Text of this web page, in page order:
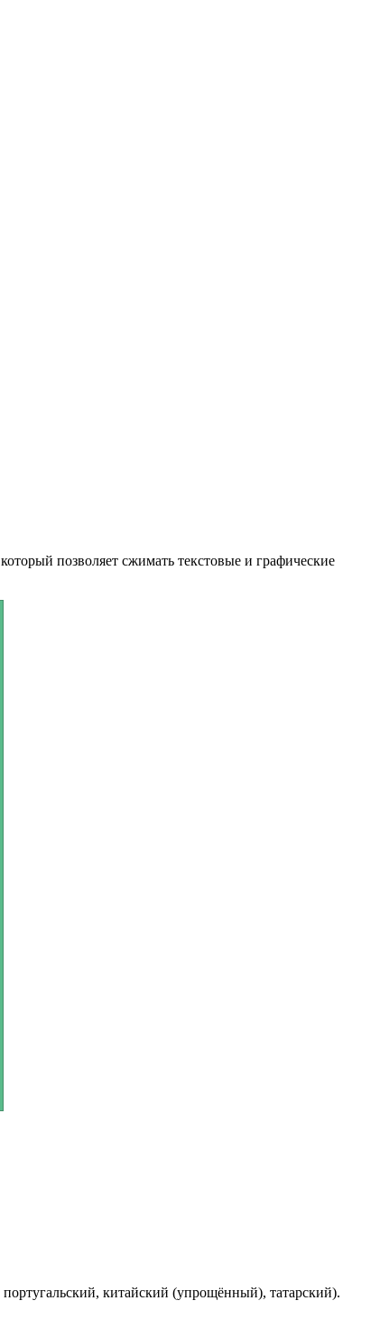
позволяет сжимать текстовые и графические
китайский (упрощённый), татарский).